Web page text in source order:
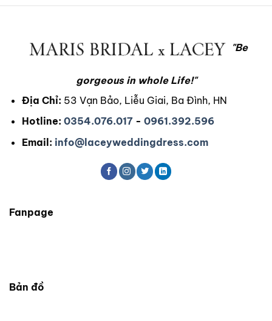
"Be
gorgeous in whole Life!"
Địa Chỉ: 53 Vạn Bảo, Liễu Giai, Ba Đình, HN
Hotline: 0354.076.017- 0961.392.596
Email: info@laceyweddingdress.com
Fanpage
Bản đồ